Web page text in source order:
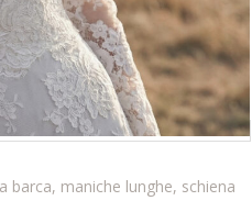
barca, maniche lunghe, schiena